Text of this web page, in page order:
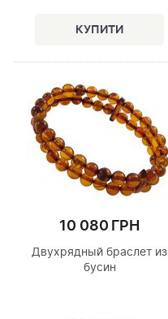
10 080 ГРН
Двухрядный браслет из
бусин